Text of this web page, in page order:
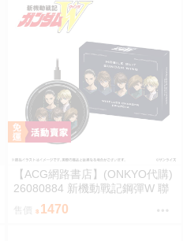
【ACG網路書店】(ONKYO代購)
26080884 新機動戰記鋼彈W 聯
名耳機 專屬充電器
售價 1470